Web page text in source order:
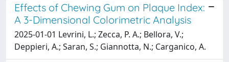
Effects of Chewing Gum on Plaque Index:
A 3-Dimensional Colorimetric Analysis
2025-01-01 Levrini, L.; Zecca, P. A.; Bellora, V.;
Deppieri, A.; Saran, S.; Giannotta, N.; Carganico, A.